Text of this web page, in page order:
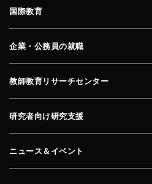
国際教育
企業・公務員の就職
教師教育リサーチセンター
研究者向け研究支援
ニュース＆イベント